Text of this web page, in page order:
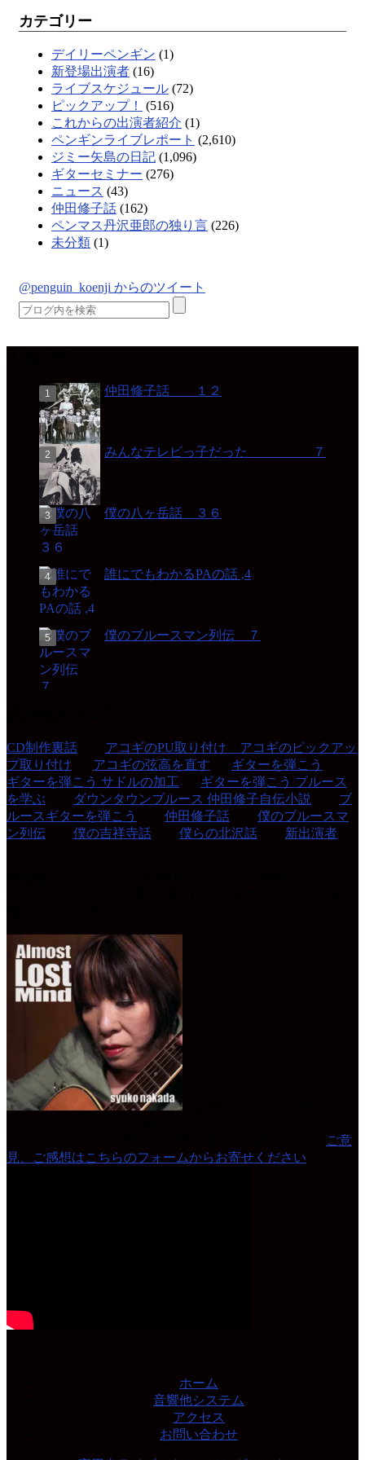
カテゴリー
デイリーペンギン (1)
新登場出演者 (16)
ライブスケジュール (72)
ピックアップ！
(516)
これからの出演者紹介 (1)
ペンギンライブレポート (2,610)
ジミー矢島の日記 (1,096)
ギターセミナー (276)
ニュース (43)
仲田修子話 (162)
ペンマス丹沢亜郎の独り言 (226)
未分類 (1)
@penguin_koenji からのツイート
仲田修子話 １２
みんなテレビっ子だった ７
僕の八ヶ岳話 ３６
誰にでもわかるPAの話 ,4
僕のブルースマン列伝 ７
CD制作裏話
アコギのPU取り付け アコギのピックアッ
プ取り付け
アコギの弦高を直す ギターを弾こう
ギターを弾こう サドルの加工
ギターを弾こう ブルース
を学ぶ
ダウンタウンブルース 仲田修子自伝小説
ブ
ルースギターを弾こう
仲田修子話
僕のブルースマ
ン列伝
僕の吉祥寺話 僕らの北沢話
新出演者
ご意
見、ご感想はこちらのフォームからお寄せください
ホーム
音響他システム
アクセス
お問い合わせ